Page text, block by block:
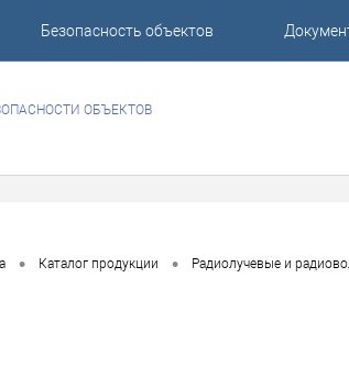
Безопасность объектов
ОБЪЕКТОВ
• Каталог продукции • Радиолучевые и